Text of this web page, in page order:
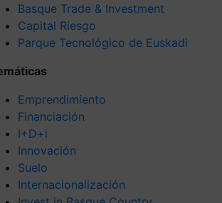
Basque Trade & Investment
Capital Riesgo
Parque Tecnológico de Euskadi
Emprendimiento
Financiación
I+D+i
Innovación
Suelo
Internacionalización